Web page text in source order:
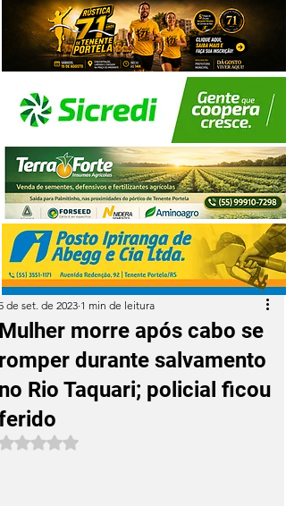
morre após cabo se
durante salvamento
Rio Taquari; policial ficou
de set. de 2023 1 min de leitura
Avaliado com NaN de 5 estrelas.